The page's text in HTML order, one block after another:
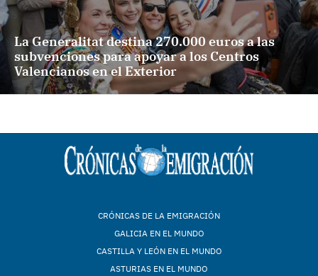
La Generalitat destina 270.000 euros a las
subvenciones para apoyar a los Centros
Valencianos en el Exterior
CRÓNICAS DE LA EMIGRACIÓN
GALICIA EN EL MUNDO
CASTILLA Y LEÓN EN EL MUNDO
ASTURIAS EN EL MUNDO